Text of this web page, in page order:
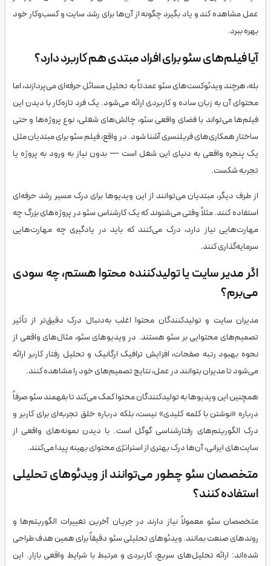
عمل مشاهده کند و یاد بگیرد چگونه از آن‌ها برای رشد سایت و کسب‌وکار خود
بهره ببرد.
آیا فیلم‌های سئو برای افراد مبتدی هم کاربرد دارد؟
بله، هرچند ویدئوکست‌های سئو عمدتاً به تحلیل مسائل حرفه‌ای می‌پردازند، اما
محتوای آن به زبان ساده و کاربردی ارائه می‌شود. یک فرد تازه‌کار با دیدن این
فیلم‌ها می‌تواند با فضای واقعی سئو، چالش‌های شغلی، نوع پروژه‌ها و حتی
ساختار همکاری‌های فریلنسری آشنا شود. در واقع، فیلم سئو برای مبتدیان مثل
یک پنجره واقعی به دنیای این شغل است — بدون نیاز به ورود به پروژه یا
تجربه شکست.
از طرف دیگر، مبتدیان می‌توانند از این ویدیوها برای درک مسیر رشد حرفه‌ای
استفاده کنند. مثلاً وقتی می‌شنوند که یک کارشناس سئو در پروژه‌های بزرگ چه
مهارت‌هایی نیاز دارد، درک می‌کنند که باید در یادگیری چه مهارت‌هایی
سرمایه‌گذاری کنند.
اگر مدیر سایت یا تولیدکننده محتوا هستم، چه سودی
می‌برم؟
مدیران سایت و تولیدکنندگان محتوا اغلب به‌دنبال درک دقیق‌تر از تأثیر
تصمیم‌های محتوایی بر سئو هستند. در ویدیوهای سئو، مثال‌های واقعی از
نحوه بهبود رتبه صفحات، افزایش ترافیک ارگانیک و تحلیل رفتار کاربر ارائه
می‌شود تا مدیران بتوانند در عمل، نتایج تصمیم‌های خود را مشاهده کنند.
همچنین این ویدیوها به تولیدکنندگان محتوا کمک می‌کند تا بفهمند سئو صرفاً
درباره «نوشتن با کلمه کلیدی» نیست، بلکه درباره خلق تجربه‌ای برای کاربر و
درک الگوریتم‌های رفتارشناسی گوگل است. با دیدن نمونه‌های واقعی از
سایت‌های ایرانی، آن‌ها درک بهتری از استراتژی محتوای بهینه پیدا می‌کنند.
متخصصان سئو چطور می‌توانند از ویدئوهای تحلیلی
استفاده کنند؟
متخصصان سئو معمولاً نیاز دارند در جریان آخرین تغییرات الگوریتم‌ها و
روندهای صنعت بمانند. ویدئوهای تحلیلی سئو دقیقاً برای همین هدف طراحی
شده‌اند: ارائه تحلیل‌های سریع، کاربردی و مرتبط با شرایط واقعی بازار. این